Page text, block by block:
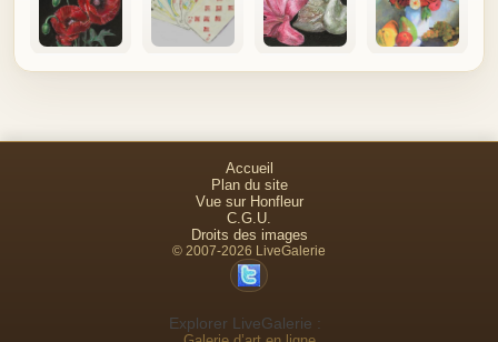
Accueil
Plan du site
Vue sur Honfleur
C.G.U.
Droits des images
© 2007-2026 LiveGalerie
Explorer LiveGalerie :